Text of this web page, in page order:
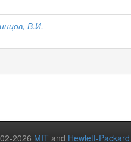
В.И.
2026 MIT and Hewlett-Packard